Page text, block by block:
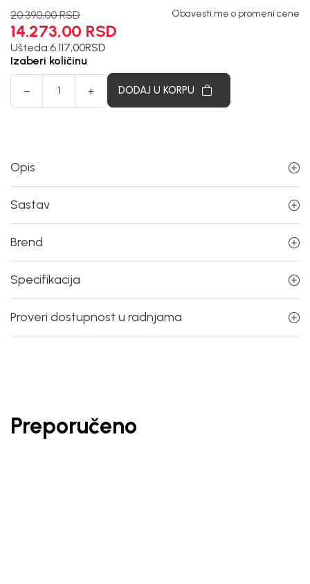
20.390,00 RSD
14.273,00 RSD
Ušteda:6.117,00RSD
Obavesti me o promeni cene
Izaberi količinu
DODAJ U KORPU
Opis
Sastav
Brend
Specifikacija
Proveri dostupnost u radnjama
Preporučeno